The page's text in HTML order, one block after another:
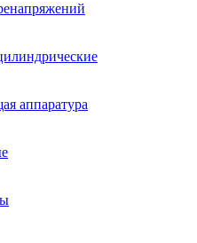
аппаратура